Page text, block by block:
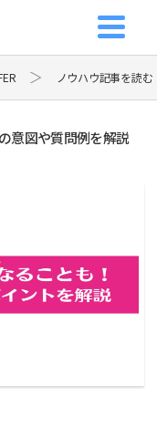
ノウハウ記事を読む
意図や質問例を解説